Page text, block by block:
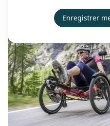
Démonstration
Créer mon compte
Se connecter
Enregistrer